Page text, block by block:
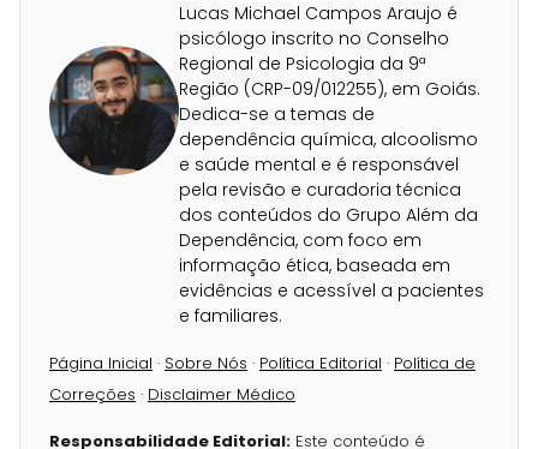
Lucas Michael Campos Araujo é
psicólogo inscrito no Conselho
Regional de Psicologia da 9ª
Região (CRP-09/012255), em Goiás.
Dedica-se a temas de
dependência química, alcoolismo
e saúde mental e é responsável
pela revisão e curadoria técnica
dos conteúdos do Grupo Além da
Dependência, com foco em
informação ética, baseada em
evidências e acessível a pacientes
e familiares.
Página Inicial · Sobre Nós · Política Editorial · Política de
Correções · Disclaimer Médico
Responsabilidade Editorial: Este conteúdo é